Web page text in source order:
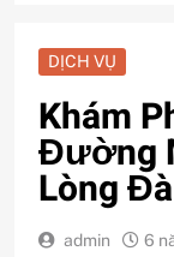
DỊCH VỤ
Khám
Đường
Lòng
admin 6